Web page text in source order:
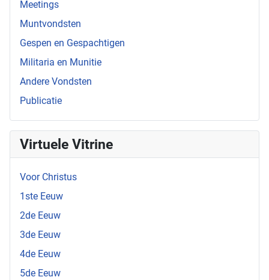
Meetings
Muntvondsten
Gespen en Gespachtigen
Militaria en Munitie
Andere Vondsten
Publicatie
Virtuele Vitrine
Voor Christus
1ste Eeuw
2de Eeuw
3de Eeuw
4de Eeuw
5de Eeuw